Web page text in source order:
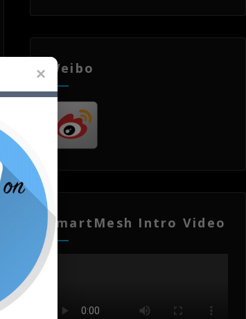
Weibo
SmartMesh Intro Video